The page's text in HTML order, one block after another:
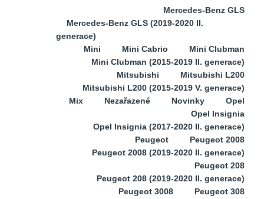
Mercedes-Benz GLS
Mercedes-Benz GLS (2019-2020 II.
generace)
Mini
Mini Cabrio
Mini Clubman
Mini Clubman (2015-2019 II. generace)
Mitsubishi
Mitsubishi L200
Mitsubishi L200 (2015-2019 V. generace)
Mix
Nezařazené Novinky
Opel
Opel Insignia
Opel Insignia (2017-2020 II. generace)
Peugeot
Peugeot 2008
Peugeot 2008 (2019-2020 II. generace)
Peugeot 208
Peugeot 208 (2019-2020 II. generace)
Peugeot 3008
Peugeot 308